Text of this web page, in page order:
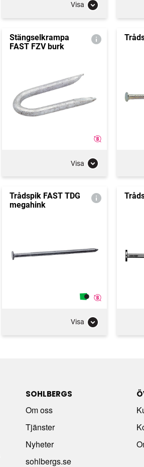
Visa
Stängselkrampa
FAST FZV burk
Visa
Trådspik FAST TDG
megahink
Visa
SOHLBERGS
Om oss
Tjänster
Nyheter
sohlbergs.se